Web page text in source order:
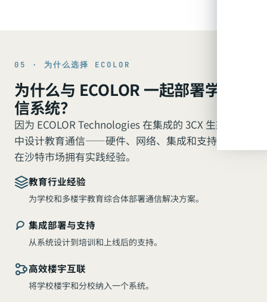
05 · 为什么选择 ECOLOR
为什么与 ECOLOR 一起部署学校通
信系统？
因为 ECOLOR Technologies 在集成的 3CX 生态系统
中设计教育通信——硬件、网络、集成和支持——并
在沙特市场拥有实践经验。
教育行业经验
为学校和多楼宇教育综合体部署通信解决方案。
集成部署与支持
从系统设计到培训和上线后的支持。
高效楼宇互联
将学校楼宇和分校纳入一个系统。